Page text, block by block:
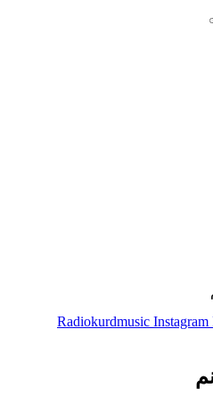
Radiokurdmusic